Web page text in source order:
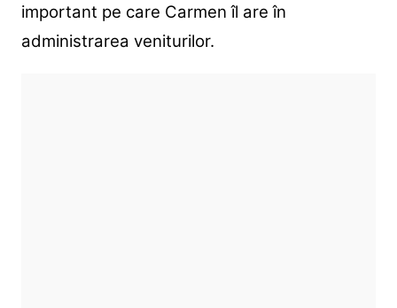
important pe care Carmen îl are în
administrarea veniturilor.